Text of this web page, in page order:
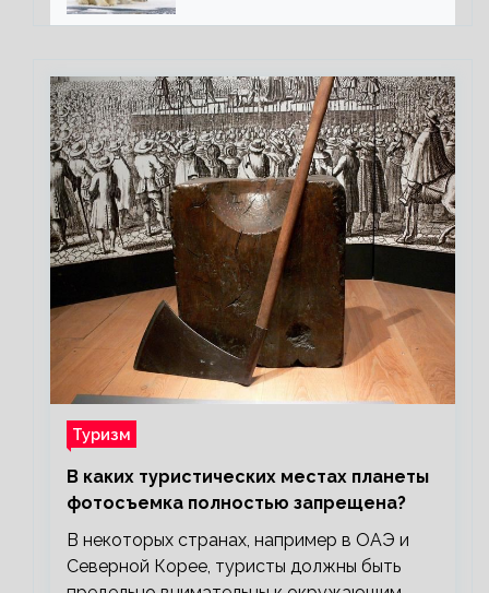
Туризм
В каких туристических местах планеты
фотосъемка полностью запрещена?
В некоторых странах, например в ОАЭ и
Северной Корее, туристы должны быть